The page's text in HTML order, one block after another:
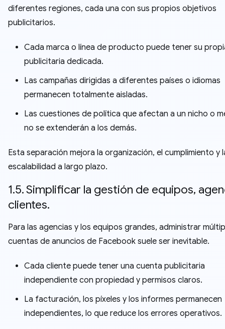
diferentes regiones, cada una con sus propios objetivos
publicitarios.
Cada marca o línea de producto puede tener su
publicitaria dedicada.
Las campañas dirigidas a diferentes países o idiomas
permanecen totalmente aisladas.
Las cuestiones de política que afectan a un nicho o
no se extenderán a los demás.
Esta separación mejora la organización, el cumplimiento y
escalabilidad a largo plazo.
1.5. Simplificar la gestión de equipos,
clientes.
Para las agencias y los equipos grandes, administrar
cuentas de anuncios de Facebook suele ser inevitable.
Cada cliente puede tener una cuenta publicitaria
independiente con propiedad y permisos claros.
La facturación, los píxeles y los informes permanecen
independientes, lo que reduce los errores operativos.